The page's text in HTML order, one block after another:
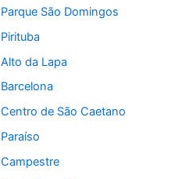
São Domingos
da Lapa
de São Caetano